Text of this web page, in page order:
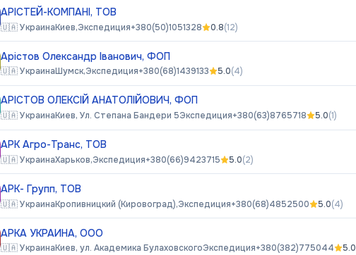
АРІСТЕЙ-КОМПАНІ, ТОВ
🇺🇦УкраинаКиев,Экспедиция+380(50)1051328 0.8(12)
Арістов Олександр Іванович, ФОП
🇺🇦УкраинаШумск,Экспедиция+380(68)1439133 5.0(4)
АРІСТОВ ОЛЕКСІЙ АНАТОЛІЙОВИЧ, ФОП
🇺🇦УкраинаКиев, Ул. Степана Бандери 5Экспедиция+380(63)8765718 5.0(1)
АРК Агро-Транс, ТОВ
🇺🇦УкраинаХарьков,Экспедиция+380(66)9423715 5.0(2)
АРК- Групп, ТОВ
🇺🇦УкраинаКропивницкий (Кировоград),Экспедиция+380(68)4852500 5.0(4)
АРКА УКРАИНА, ООО
🇺🇦УкраинаКиев, ул. Академика БулаховскогоЭкспедиция+380(382)775044 5.0